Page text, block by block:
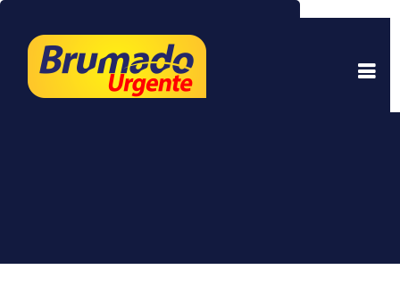
experiência. Ao continuar a navegar, você está
de acordo com isso.Saber mais.